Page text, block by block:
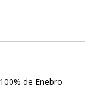
de Enebro